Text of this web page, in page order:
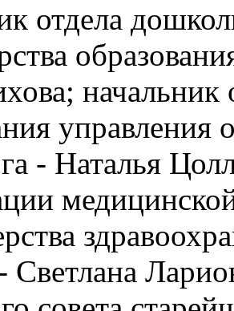
отдела
начальник
управления
- Наталья
Светлана